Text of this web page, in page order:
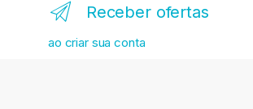
Receber ofertas
ao criar sua conta